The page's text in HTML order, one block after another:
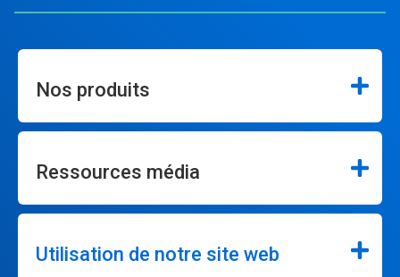
Nos produits
Ressources média
Utilisation de notre site web